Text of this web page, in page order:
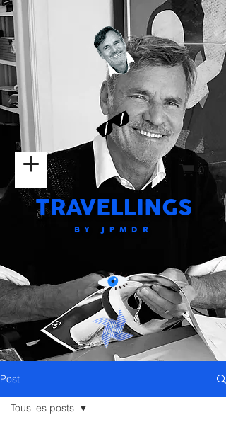
0
TRAVELLINGS
BY JPMDR
Post
Tous les posts